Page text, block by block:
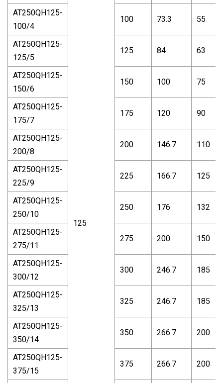
125
AT250QH125-
100/4
100 73.3 55
AT250QH125-
125/5
125 84 63
AT250QH125-
150/6
150 100 75
AT250QH125-
175/7
175 120 90
AT250QH125-
200/8
200 146.7 110
AT250QH125-
225/9
225 166.7 125
AT250QH125-
250/10
250 176 132
AT250QH125-
275/11
275 200 150
AT250QH125-
300/12
300 246.7 185
AT250QH125-
325/13
325 246.7 185
AT250QH125-
350/14
350 266.7 200
AT250QH125-
375/15
375 266.7 200